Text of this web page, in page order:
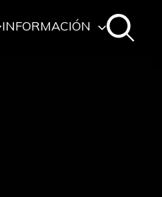
INFORMACIÓN